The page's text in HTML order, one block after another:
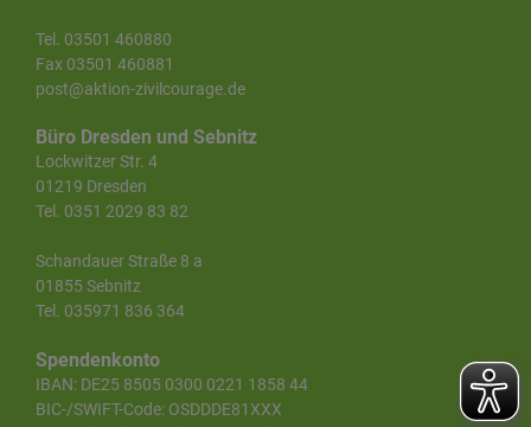
Tel. 03501 460880
Fax 03501 460881
post@aktion-zivilcourage.de
Büro Dresden und Sebnitz
Lockwitzer Str. 4
01219 Dresden
Tel. 0351 2029 83 82
Schandauer Straße 8 a
01855 Sebnitz
Tel. 035971 836 364
Spendenkonto
IBAN: DE25 8505 0300 0221 1858 44
BIC-/SWIFT-Code: OSDDDE81XXX